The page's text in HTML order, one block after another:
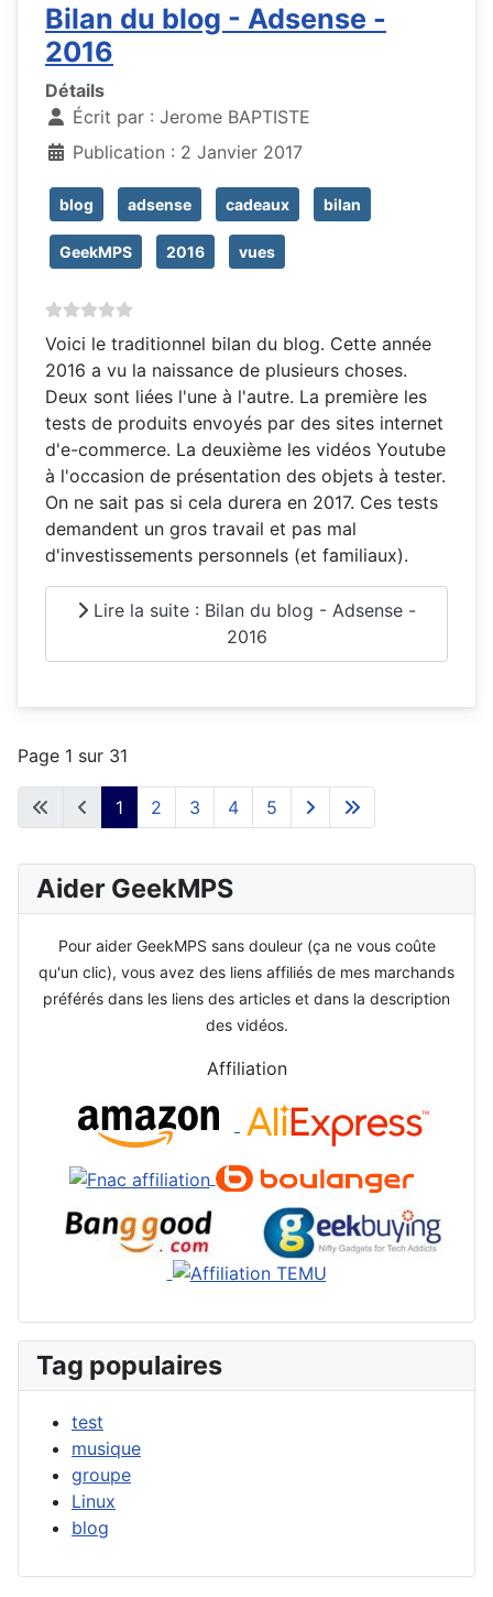
Bilan du blog - Adsense -
2016
Détails
Écrit par : Jerome BAPTISTE
Publication : 2 Janvier 2017
blog adsense cadeaux bilan
GeekMPS 2016 vues
Voici le traditionnel bilan du blog. Cette année
2016 a vu la naissance de plusieurs choses.
Deux sont liées l'une à l'autre. La première les
tests de produits envoyés par des sites internet
d'e-commerce. La deuxième les vidéos Youtube
à l'occasion de présentation des objets à tester.
On ne sait pas si cela durera en 2017. Ces tests
demandent un gros travail et pas mal
d'investissements personnels (et familiaux).
Lire la suite : Bilan du blog - Adsense -
2016
Page 1 sur 31
1 2 3 4 5
Aider GeekMPS
Pour aider GeekMPS sans douleur (ça ne vous coûte
qu'un clic), vous avez des liens affiliés de mes marchands
préférés dans les liens des articles et dans la description
des vidéos.
Affiliation
Tag populaires
test
musique
groupe
Linux
blog